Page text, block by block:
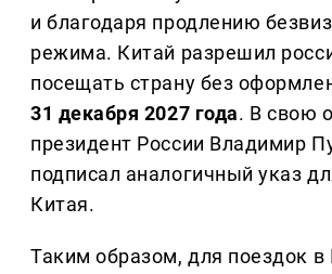
и благодаря продлению
режима. Китай разрешил
посещать страну без
31 декабря 2027 года. В свою
президент России Владимир
подписал аналогичный указ
Китая.
Таким образом, для поездок в